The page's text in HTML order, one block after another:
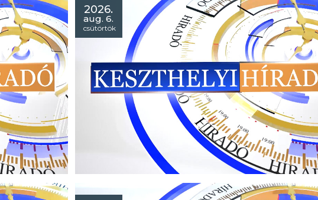
Híradó 2026. augusztus 07.
- Akadálymentesítés: strand kerekesszéket vásároltak a
- Örökségünk tábor: töretlen a népszerűsége a pásztorélet
hagyományainak!
- Altér Feszt: megkezdődött a négynapos program
2026.
aug. 6.
csütörtök